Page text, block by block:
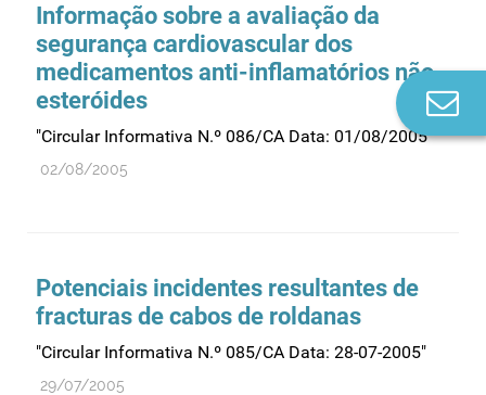
Informação sobre a avaliação da
segurança cardiovascular dos
medicamentos anti-inflamatórios não
esteróides
"Circular Informativa N.º 086/CA Data: 01/08/2005"
02/08/2005
Potenciais incidentes resultantes de
fracturas de cabos de roldanas
"Circular Informativa N.º 085/CA Data: 28-07-2005"
29/07/2005